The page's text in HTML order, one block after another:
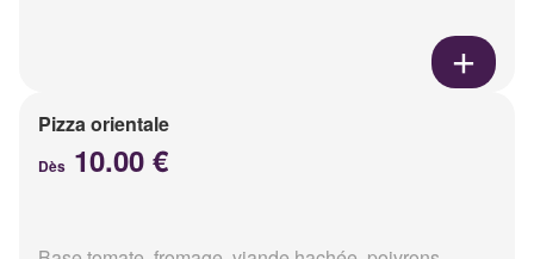
Pizza orientale
Dès 10.00 €